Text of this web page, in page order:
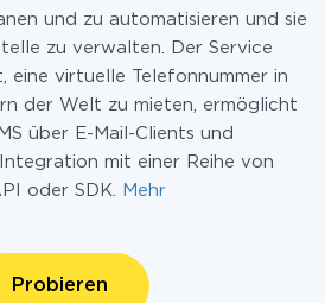
und zu automatisieren und sie
zu verwalten. Der Service
eine virtuelle Telefonnummer in
der Welt zu mieten, ermöglicht
über E-Mail-Clients und
mit einer Reihe von
oder SDK.
Mehr
Probieren